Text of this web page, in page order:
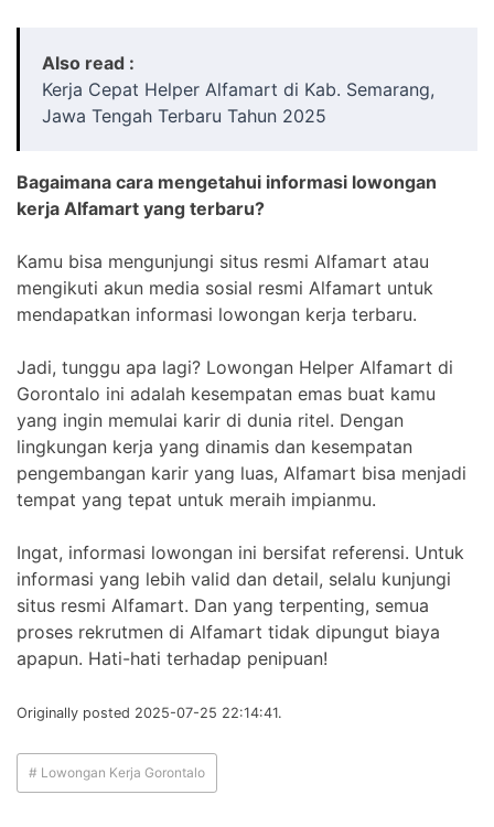
Also read :
Kerja Cepat Helper Alfamart di Kab. Semarang,
Jawa Tengah Terbaru Tahun 2025
Bagaimana cara mengetahui informasi lowongan
kerja Alfamart yang terbaru?
Kamu bisa mengunjungi situs resmi Alfamart atau
mengikuti akun media sosial resmi Alfamart untuk
mendapatkan informasi lowongan kerja terbaru.
Jadi, tunggu apa lagi? Lowongan Helper Alfamart di
Gorontalo ini adalah kesempatan emas buat kamu
yang ingin memulai karir di dunia ritel. Dengan
lingkungan kerja yang dinamis dan kesempatan
pengembangan karir yang luas, Alfamart bisa menjadi
tempat yang tepat untuk meraih impianmu.
Ingat, informasi lowongan ini bersifat referensi. Untuk
informasi yang lebih valid dan detail, selalu kunjungi
situs resmi Alfamart. Dan yang terpenting, semua
proses rekrutmen di Alfamart tidak dipungut biaya
apapun. Hati-hati terhadap penipuan!
Originally posted 2025-07-25 22:14:41.
# Lowongan Kerja Gorontalo